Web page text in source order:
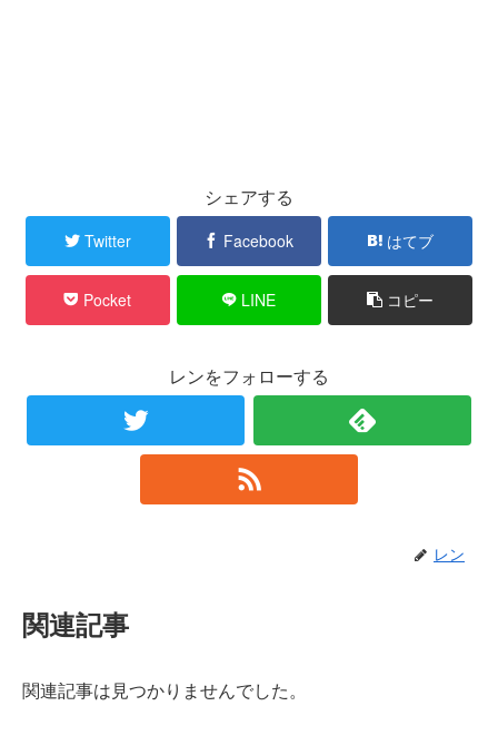
シェアする
Twitter Facebook はてブ
Pocket LINE コピー
レンをフォローする
レン
関連記事
関連記事は見つかりませんでした。